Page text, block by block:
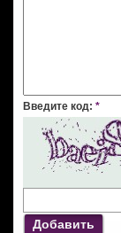
Введите код: *
Добавить